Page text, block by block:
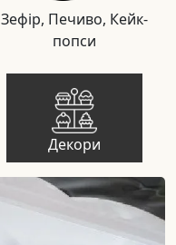
Зефір, Печиво, Кейк-
попси
Декори